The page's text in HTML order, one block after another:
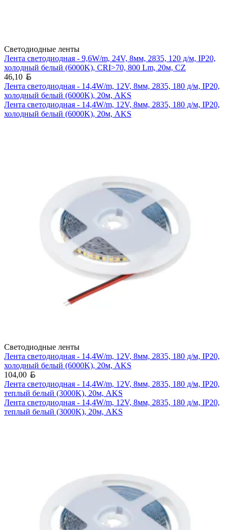
Светодиодные ленты
Лента светодиодная - 9,6W/m, 24V, 8мм, 2835, 120 д/м, IP20,
холодный белый (6000K), CRI>70, 800 Lm, 20м, CZ
46,10
Лента светодиодная - 14,4W/m, 12V, 8мм, 2835, 180 д/м, IP20,
холодный белый (6000K), 20м, AKS
Лента светодиодная - 14,4W/m, 12V, 8мм, 2835, 180 д/м, IP20,
холодный белый (6000K), 20м, AKS
Светодиодные ленты
Лента светодиодная - 14,4W/m, 12V, 8мм, 2835, 180 д/м, IP20,
холодный белый (6000K), 20м, AKS
104,00
Лента светодиодная - 14,4W/m, 12V, 8мм, 2835, 180 д/м, IP20,
теплый белый (3000K), 20м, AKS
Лента светодиодная - 14,4W/m, 12V, 8мм, 2835, 180 д/м, IP20,
теплый белый (3000K), 20м, AKS